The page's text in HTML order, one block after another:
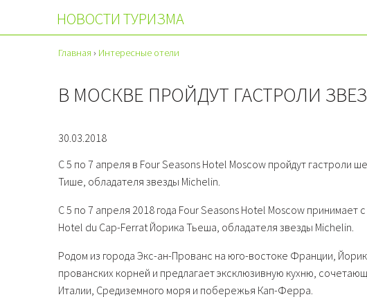
НОВОСТИ ТУРИЗМА
Главная › Интересные отели
В МОСКВЕ ПРОЙДУТ ГАСТРОЛИ
30.03.2018
С 5 по 7 апреля в Four Seasons Hotel Moscow пройдут гастроли
Тише, обладателя звезды Michelin.
С 5 по 7 апреля 2018 года Four Seasons Hotel Moscow
Hotel du Cap-Ferrat Йорика Тьеша, обладателя звезды Michelin.
Родом из города Экс-ан-Прованс на юго-востоке Франции,
прованских корней и предлагает эксклюзивную кухню,
Италии, Средиземного моря и побережья Кап-Ферра.